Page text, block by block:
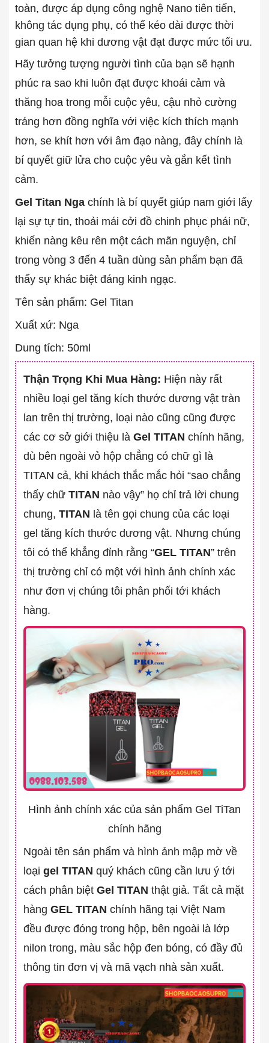
toàn, được áp dụng công nghệ Nano tiên tiến,
không tác dụng phụ, có thể kéo dài được thời
gian quan hệ khi dương vật đạt được mức tối ưu.
Hãy tưởng tượng người tình của bạn sẽ hạnh
phúc ra sao khi luôn đạt được khoái cảm và
thăng hoa trong mỗi cuộc yêu, cậu nhỏ cường
tráng hơn đồng nghĩa với việc kích thích mạnh
hơn, se khít hơn với âm đạo nàng, đây chính là
bí quyết giữ lửa cho cuộc yêu và gắn kết tình
cảm.
Gel Titan Nga chính là bí quyết giúp nam giới lấy
lại sự tự tin, thoải mái cởi đồ chinh phục phái nữ,
khiến nàng kêu rên một cách mãn nguyện, chỉ
trong vòng 3 đến 4 tuần dùng sản phẩm bạn đã
thấy sự khác biệt đáng kinh ngạc.
Tên sản phẩm: Gel Titan
Xuất xứ: Nga
Dung tích: 50ml
Thận Trọng Khi Mua Hàng: Hiện này rất
nhiều loại gel tăng kích thước dương vật tràn
lan trên thị trường, loại nào cũng cũng được
các cơ sở giới thiệu là Gel TITAN chính hãng,
dù bên ngoài vỏ hộp chẳng có chữ gì là
TITAN cả, khi khách thắc mắc hỏi “sao chẳng
thấy chữ TITAN nào vậy” họ chỉ trả lời chung
chung, TITAN là tên gọi chung của các loại
gel tăng kích thước dương vật. Nhưng chúng
tôi có thể khẳng đỉnh rằng “GEL TITAN” trên
thị trường chỉ có một với hình ảnh chính xác
như đơn vị chúng tôi phân phối tới khách
hàng.
Hình ảnh chính xác của sản phẩm Gel TiTan
chính hãng
Ngoài tên sản phẩm và hình ảnh mập mờ về
loại gel TITAN quý khách cũng cần lưu ý tới
cách phân biệt Gel TITAN thật giả. Tất cả mặt
hàng GEL TITAN chính hãng tại Việt Nam
đều được đóng trong hộp, bên ngoài là lớp
nilon trong, màu sắc hộp đen bóng, có đầy đủ
thông tin đơn vị và mã vạch nhà sản xuất.